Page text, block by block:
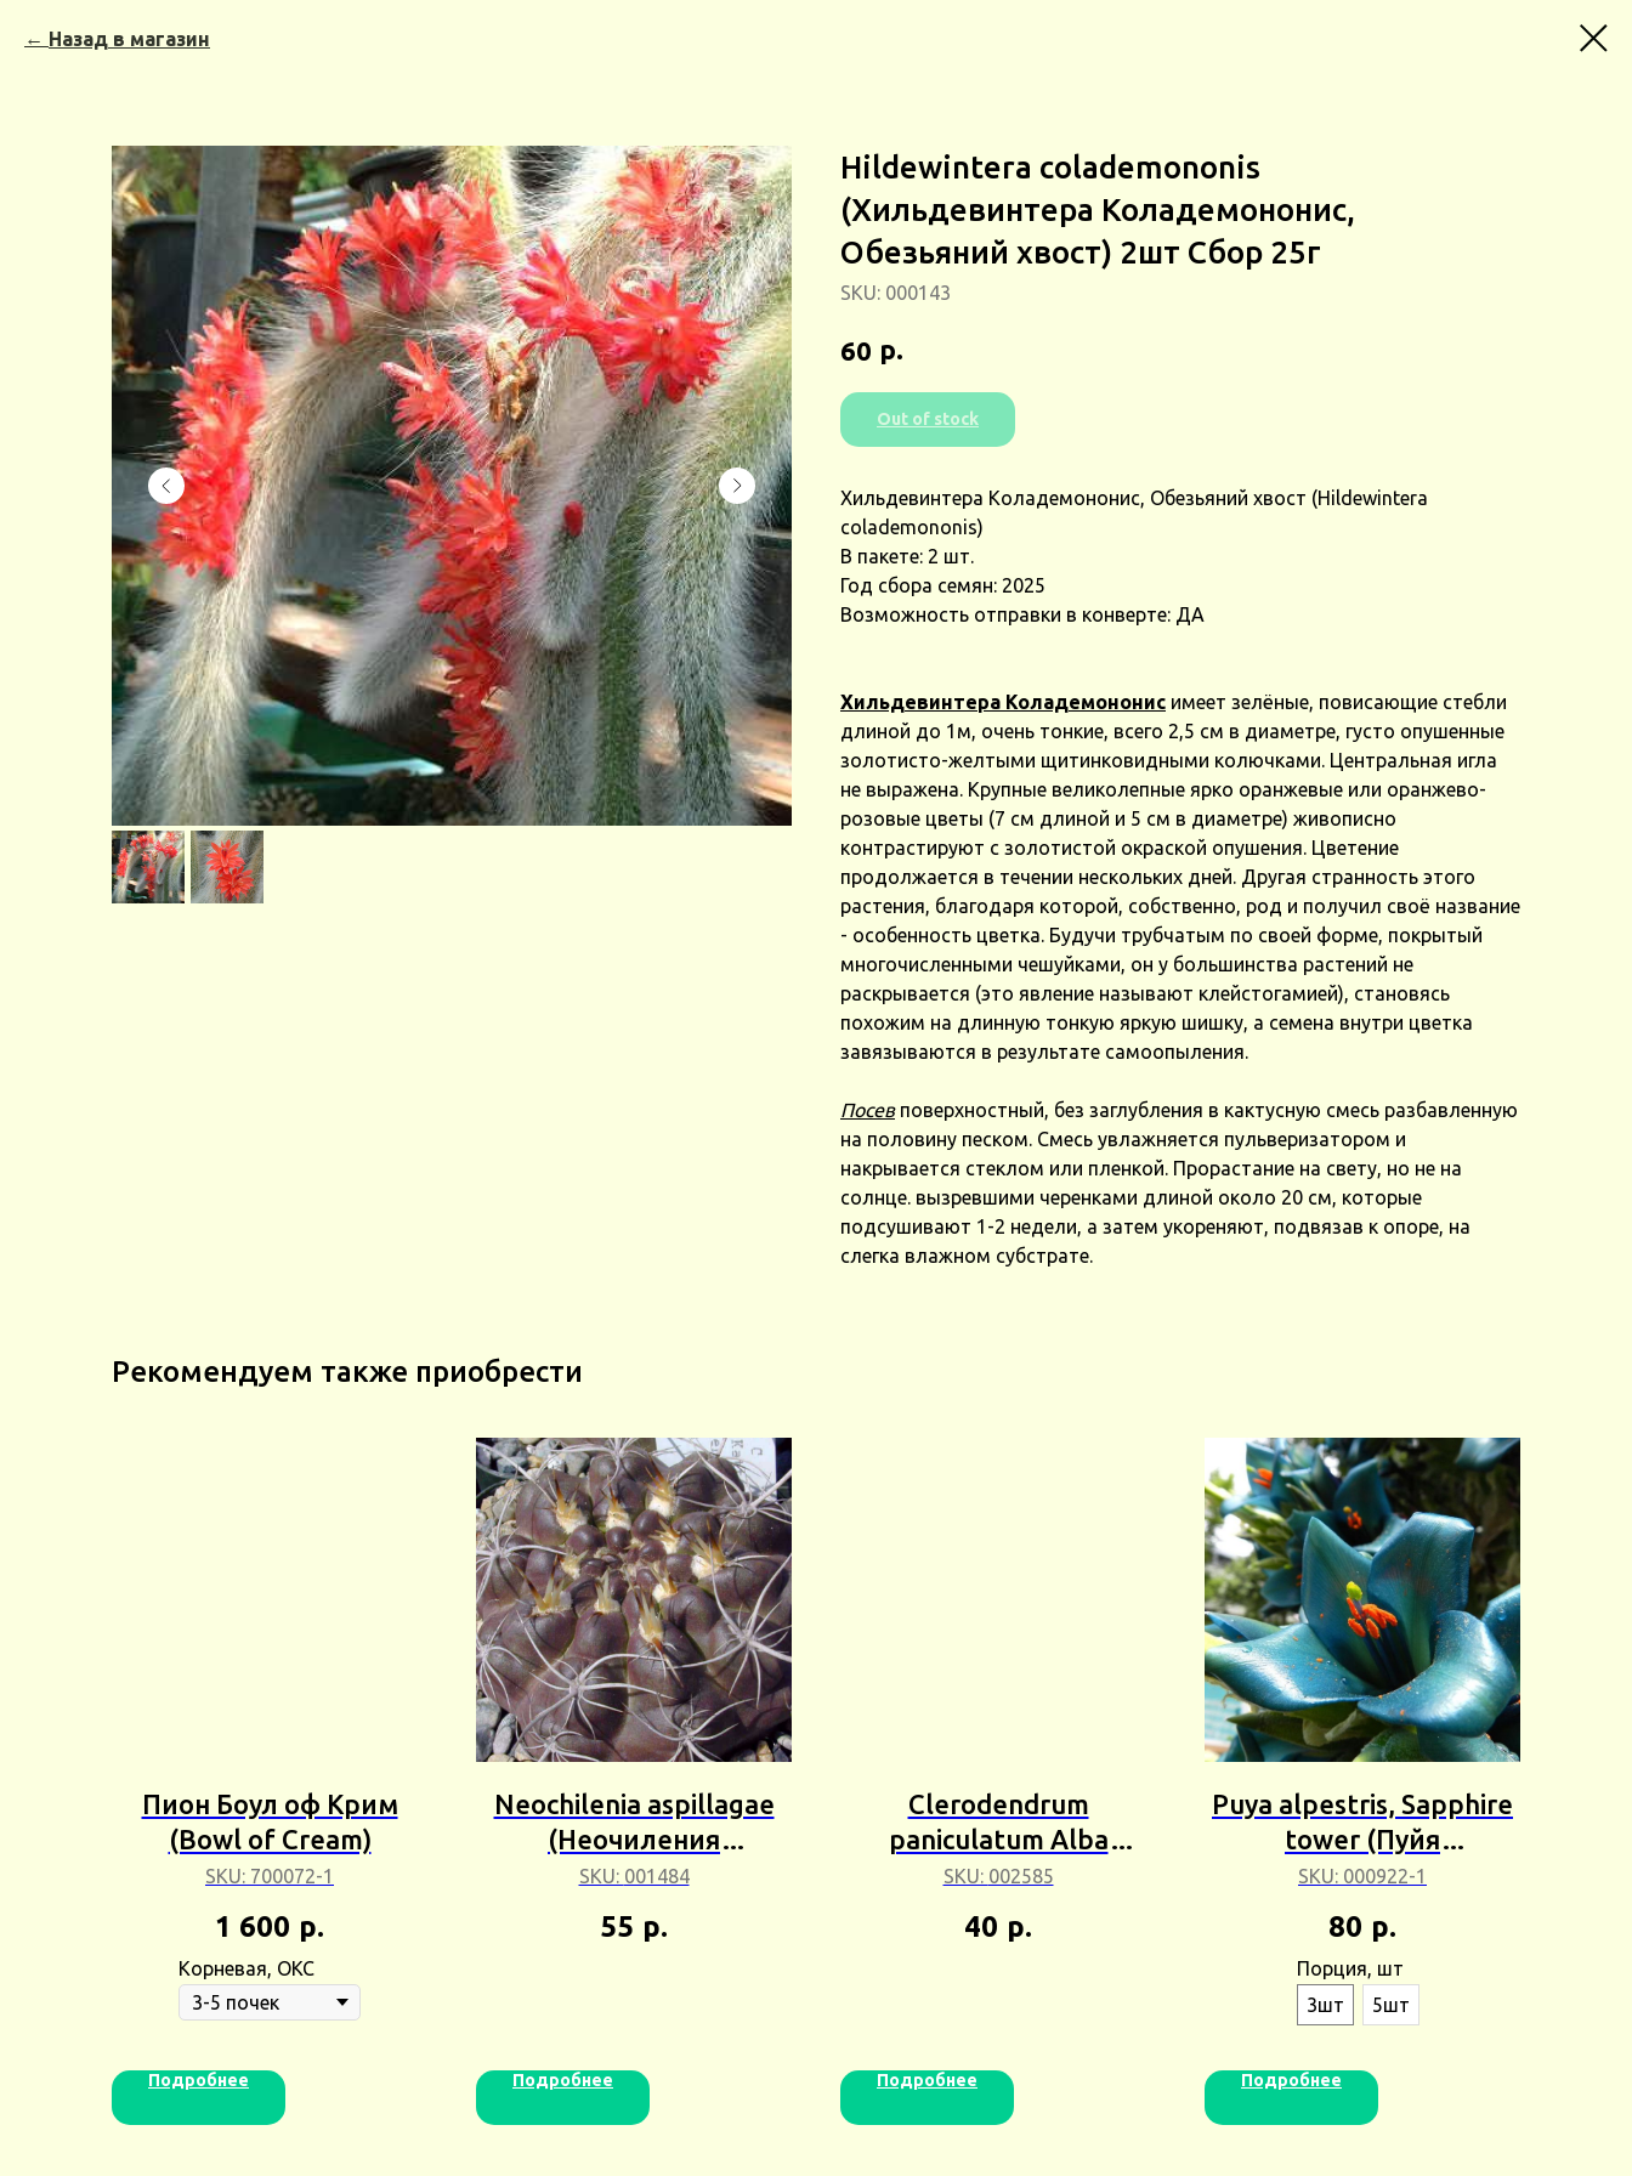
Назад в магазин
Hildewintera colademononis
(Хильдевинтера Коладемононис,
Обезьяний хвост) 2шт Сбор 25г
SKU: 000143
60 р.
Out of stock
Хильдевинтера Коладемононис, Обезьяний хвост (Hildewintera
colademononis)
В пакете: 2 шт.
Год сбора семян: 2025
Возможность отправки в конверте: ДА
Хильдевинтера Коладемононис имеет зелёные, повисающие стебли
длиной до 1м, очень тонкие, всего 2,5 см в диаметре, густо опушенные
золотисто-желтыми щитинковидными колючками. Центральная игла
не выражена. Крупные великолепные ярко оранжевые или оранжево-
розовые цветы (7 см длиной и 5 см в диаметре) живописно
контрастируют с золотистой окраской опушения. Цветение
продолжается в течении нескольких дней. Другая странность этого
растения, благодаря которой, собственно, род и получил своё название
- особенность цветка. Будучи трубчатым по своей форме, покрытый
многочисленными чешуйками, он у большинства растений не
раскрывается (это явление называют клейстогамией), становясь
похожим на длинную тонкую яркую шишку, а семена внутри цветка
завязываются в результате самоопыления.
Посевповерхностный, без заглубления в кактусную смесь разбавленную
на половину песком. Смесь увлажняется пульверизатором и
накрывается стеклом или пленкой. Прорастание на свету, но не на
солнце. вызревшими черенками длиной около 20 см, которые
подсушивают 1-2 недели, а затем укореняют, подвязав к опоре, на
слегка влажном субстрате.
Рекомендуем также приобрести
Пион Боул оф Крим
(Bowl of Cream)
SKU: 700072-1
1 600 р.
Корневая, ОКС
Подробнее
Neochilenia aspillagae
(Неочиления
Аспиллаги) 2+шт Сбор
24г
SKU: 001484
55 р.
Подробнее
Clerodendrum
paniculatum Alba
(Клеродендрум
метельчатый Альба)
1шт Сбор 25г
SKU: 002585
40 р.
Подробнее
Puya alpestris, Sapphire
tower (Пуйя
альпийская, Сапфир
Тауэр) Сбор 24г
SKU: 000922-1
80 р.
Порция, шт
3шт
5шт
Подробнее